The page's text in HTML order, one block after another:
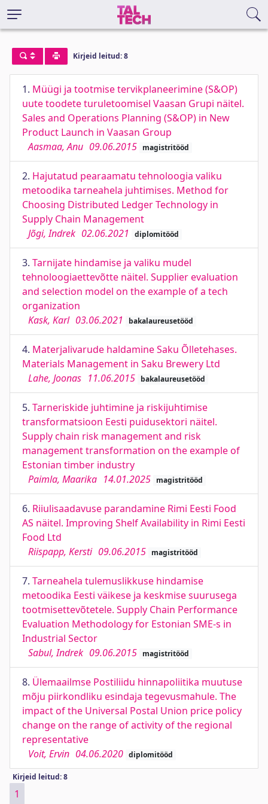
Kirjeid leitud: 8
1. Müügi ja tootmise tervikplaneerimine (S&OP)
uute toodete turuletoomisel Vaasan Grupi näitel.
Sales and Operations Planning (S&OP) in New
Product Launch in Vaasan Group
Aasmaa, Anu 09.06.2015 magistritööd
2. Hajutatud pearaamatu tehnoloogia valiku
metoodika tarneahela juhtimises. Method for
Choosing Distributed Ledger Technology in
Supply Chain Management
Jõgi, Indrek 02.06.2021 diplomitööd
3. Tarnijate hindamise ja valiku mudel
tehnoloogiaettevõtte näitel. Supplier evaluation
and selection model on the example of a tech
organization
Kask, Karl 03.06.2021 bakalaureusetööd
4. Materjalivarude haldamine Saku Õlletehases.
Materials Management in Saku Brewery Ltd
Lahe, Joonas 11.06.2015 bakalaureusetööd
5. Tarneriskide juhtimine ja riskijuhtimise
transformatsioon Eesti puidusektori näitel.
Supply chain risk management and risk
management transformation on the example of
Estonian timber industry
Paimla, Maarika 14.01.2025 magistritööd
6. Riiulisaadavuse parandamine Rimi Eesti Food
AS näitel. Improving Shelf Availability in Rimi Eesti
Food Ltd
Riispapp, Kersti 09.06.2015 magistritööd
7. Tarneahela tulemuslikkuse hindamise
metoodika Eesti väikese ja keskmise suurusega
tootmisettevõtetele. Supply Chain Performance
Evaluation Methodology for Estonian SME-s in
Industrial Sector
Sabul, Indrek 09.06.2015 magistritööd
8. Ülemaailmse Postiliidu hinnapoliitika muutuse
mõju piirkondliku esindaja tegevusmahule. The
impact of the Universal Postal Union price policy
change on the range of activity of the regional
representative
Voit, Ervin 04.06.2020 diplomitööd
Kirjeid leitud: 8
1